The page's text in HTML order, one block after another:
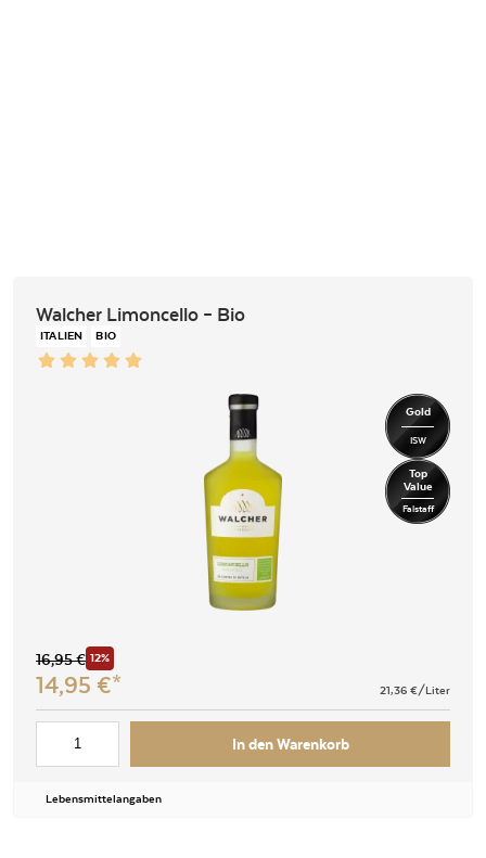
Walcher Limoncello – Bio
ITALIEN BIO
Gold
ISW
Top
Value
Falstaff
21,36 €/Liter
16,95€ 12%
14,95 €
In den Warenkorb
Lebensmittelangaben